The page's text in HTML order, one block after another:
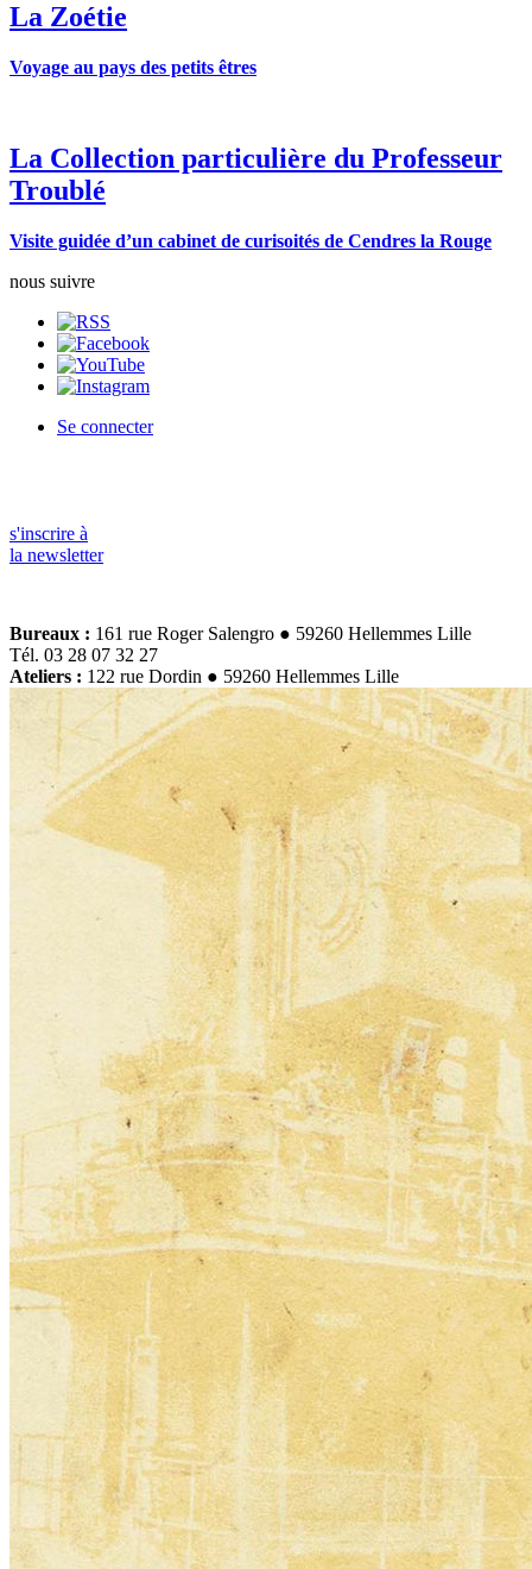
La Zoétie
Voyage au pays des petits êtres
La Collection particulière du Professeur
Troublé
Visite guidée d’un cabinet de curisoités de Cendres la Rouge
nous suivre
Se connecter
s'inscrire à
la newsletter
Bureaux : 161 rue Roger Salengro ● 59260 Hellemmes Lille
Tél. 03 28 07 32 27
Ateliers : 122 rue Dordin ● 59260 Hellemmes Lille